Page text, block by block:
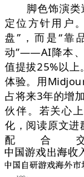
脚色饰演类
定位方针用户
盘”，而是“靠
动”——AI降本、
值提拔25%以上
体验。用
占将来3年的增
伙伴。若关心
化，阅读原文
配合